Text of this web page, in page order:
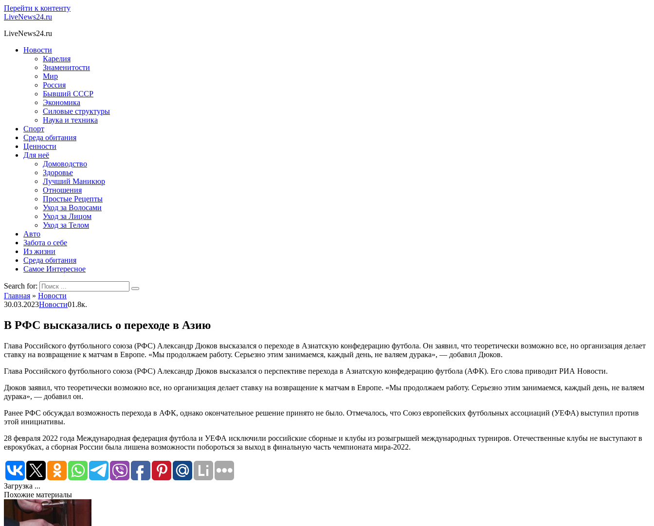
Перейти к контенту
LiveNews24.ru
LiveNews24.ru
Новости
Карелия
Знаменитости
Мир
Россия
Бывший СССР
Экономика
Силовые структуры
Наука и техника
Спорт
Среда обитания
Ценности
Для неё
Домоводство
Здоровье
Лучший Маникюр
Отношения
Простые Рецепты
Уход за Волосами
Уход за Лицом
Уход за Телом
Авто
Забота о себе
Из жизни
Среда обитания
Самое Интересное
Search for:
Главная » Новости
30.03.2023Новости01.8к.
В РФС высказались о переходе в Азию
Глава Российского футбольного союза (РФС) Александр Дюков высказался о переходе в Азиатскую конфедерацию футбола. Он заявил, что теоретически возможно все, но организация делает
ставку на возвращение к матчам в Европе. «Мы продолжаем работу. Серьезно этим занимаемся, каждый день, не валяем дурака», — добавил Дюков.
Глава Российского футбольного союза (РФС) Александр Дюков высказался о перспективе перехода в Азиатскую конфедерацию футбола (АФК). Его слова приводит РИА Новости.
Дюков заявил, что теоретически возможно все, но организация делает ставку на возвращение к матчам в Европе. «Мы продолжаем работу. Серьезно этим занимаемся, каждый день, не валяем
дурака», — добавил он.
Ранее РФС обсуждал возможность перехода в АФК, однако окончательное решение принято не было. Отмечалось, что Союз европейских футбольных ассоциаций (УЕФА) выступил против
этой инициативы.
28 февраля 2022 года Международная федерация футбола и УЕФА исключили российские сборные и клубы из розыгрышей международных турниров. Отечественные клубы не выступают в
еврокубках, а сборная России была лишена возможности побороться за выход в финальную часть чемпионата мира-2022.
Загрузка ...
Похожие материалы